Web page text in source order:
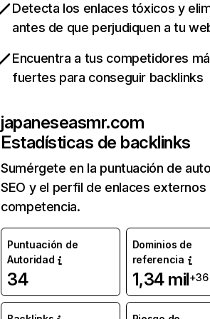
Detecta los enlaces tóxicos y
antes de que perjudiquen a tu
Encuentra a tus competidores
fuertes para conseguir backlinks
japaneseasmr.com
Estadísticas de backlinks
Sumérgete en la puntuación de
SEO y el perfil de enlaces externos
competencia.
Puntuación de
Autoridad
34
Dominios de
referencia
1,34 mil+36